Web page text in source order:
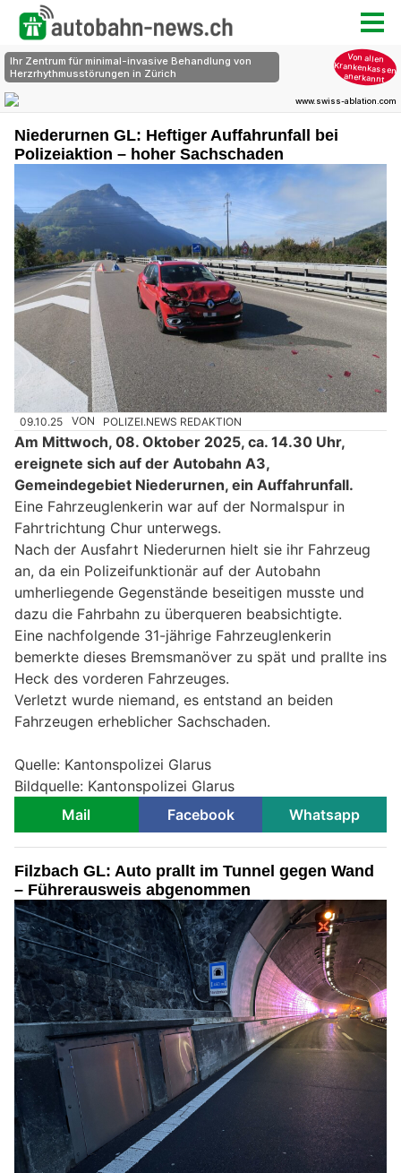
Niederurnen GL: Heftiger Auffahrunfall bei
Polizeiaktion – hoher Sachschaden
09.10.25 VON POLIZEI.NEWS REDAKTION
Am Mittwoch, 08. Oktober 2025, ca. 14.30 Uhr,
ereignete sich auf der Autobahn A3,
Gemeindegebiet Niederurnen, ein Auffahrunfall.
Eine Fahrzeuglenkerin war auf der Normalspur in
Fahrtrichtung Chur unterwegs.
Nach der Ausfahrt Niederurnen hielt sie ihr Fahrzeug
an, da ein Polizeifunktionär auf der Autobahn
umherliegende Gegenstände beseitigen musste und
dazu die Fahrbahn zu überqueren beabsichtigte.
Eine nachfolgende 31-jährige Fahrzeuglenkerin
bemerkte dieses Bremsmanöver zu spät und prallte ins
Heck des vorderen Fahrzeuges.
Verletzt wurde niemand, es entstand an beiden
Fahrzeugen erheblicher Sachschaden.
Quelle: Kantonspolizei Glarus
Bildquelle: Kantonspolizei Glarus
Mail
Facebook Whatsapp
Filzbach GL: Auto prallt im Tunnel gegen Wand
– Führerausweis abgenommen